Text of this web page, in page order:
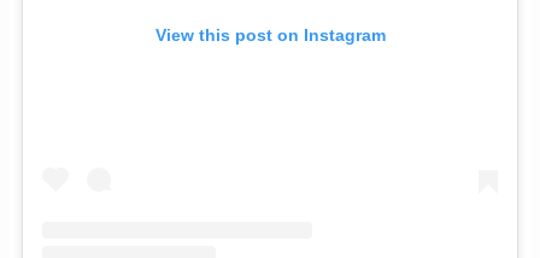
View this post on Instagram